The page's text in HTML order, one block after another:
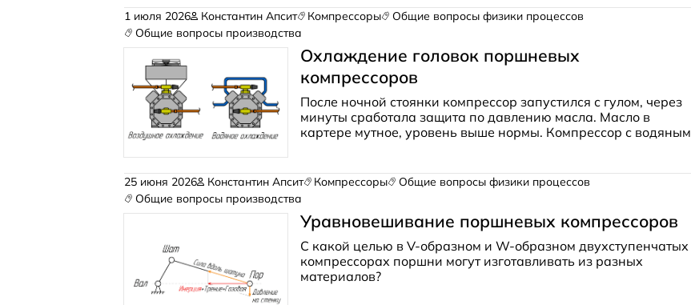
1 июля 2026 Константин Апсит Компрессоры
Общие вопросы физики процессов
Общие вопросы производства
Охлаждение головок поршневых
компрессоров
После ночной стоянки компрессор запустился с гулом, через
минуты сработала защита по давлению масла. Масло в
картере мутное, уровень выше нормы. Компрессор с водяным
25 июня 2026 Константин Апсит Компрессоры
Общие вопросы физики процессов
Общие вопросы производства
Уравновешивание поршневых компрессоров
С какой целью в V-образном и W-образном двухступенчатых
компрессорах поршни могут изготавливать из разных
материалов?